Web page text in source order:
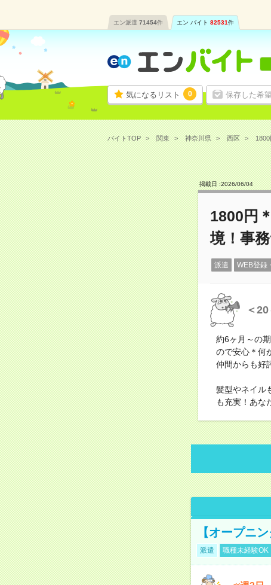
エン派遣 71454件 エン バイト 82531件
気になるリスト 0 保存した希
バイトTOP 関東 神奈川県 西区 1800
掲載日 :2026/06/04
1800円
境！事
派遣 WEB登録
＜
約6ヶ月～の
ので安心＊何
仲間からも好
髪型やネイル
も充実！あな
【オープニ
派遣 職種未経験OK